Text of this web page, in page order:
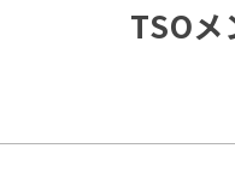
TSOメ